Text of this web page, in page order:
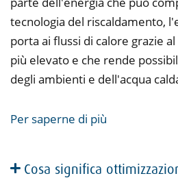
tecnologia del riscaldamento,
porta ai flussi di calore grazie
più elevato e che rende
degli ambienti e dell'acqua
Per saperne di più
Cosa significa